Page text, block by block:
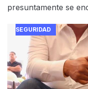
presuntamente se
SEGURIDAD